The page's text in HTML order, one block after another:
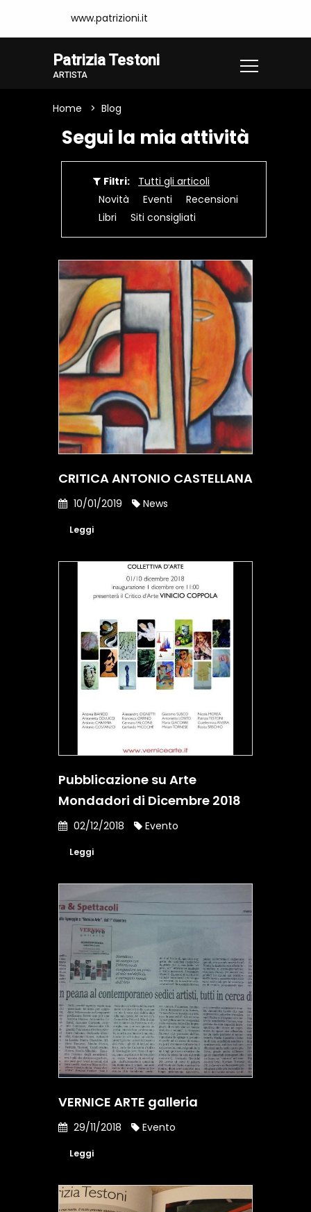
www.patrizioni.it
Patrizia Testoni
ARTISTA
Home Blog
Segui la mia attività
Filtri:
Tutti gli articoli
Novità
Eventi
Recensioni
Libri
Siti consigliati
CRITICA ANTONIO CASTELLANA
10/01/2019 News
Leggi
Pubblicazione su Arte
Mondadori di Dicembre 2018
02/12/2018 Evento
Leggi
VERNICE ARTE galleria
29/11/2018 Evento
Leggi